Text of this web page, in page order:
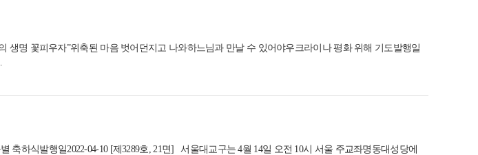
생명 꽃피우자”위축된 마음 벗어던지고 나와하느님과 만날 수 있어야우크라이나 평화 위해 기도발행일
축하식발행일2022-04-10 [제3289호, 21면] 서울대교구는 4월 14일 오전 10시 서울 주교좌명동대성당에